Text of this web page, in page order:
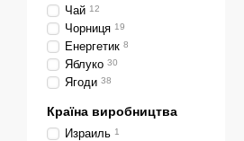
Чай 12
Чорниця 19
Енергетик 8
Яблуко 30
Ягоди 38
Країна виробництва
Израиль 1